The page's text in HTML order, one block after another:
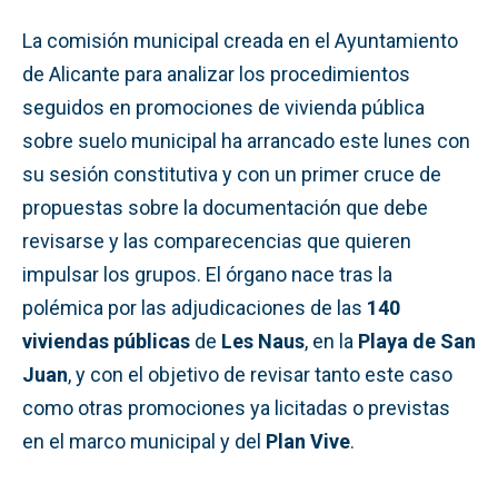
La comisión municipal creada en el Ayuntamiento
de Alicante para analizar los procedimientos
seguidos en promociones de vivienda pública
sobre suelo municipal ha arrancado este lunes con
su sesión constitutiva y con un primer cruce de
propuestas sobre la documentación que debe
revisarse y las comparecencias que quieren
impulsar los grupos. El órgano nace tras la
polémica por las adjudicaciones de las 140
viviendas públicas de Les Naus, en la Playa de San
Juan, y con el objetivo de revisar tanto este caso
como otras promociones ya licitadas o previstas
en el marco municipal y del Plan Vive.